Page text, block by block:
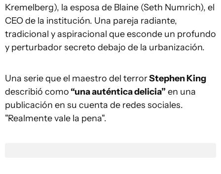
Kremelberg), la esposa de Blaine (Seth Numrich), el
CEO de la institución. Una pareja radiante,
tradicional y aspiracional que esconde un profundo
y perturbador secreto debajo de la urbanización.
Una serie que el maestro del terrorStephen King
describió como “una auténtica delicia” en una
publicación en su cuenta de redes sociales.
"Realmente vale la pena".